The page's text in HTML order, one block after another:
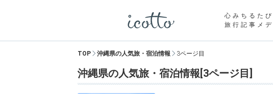
心みちるた
旅行記事メ
TOP 沖縄県の人気旅・宿泊情報 3ページ目
沖縄県の人気旅・宿泊情報[3ページ目]